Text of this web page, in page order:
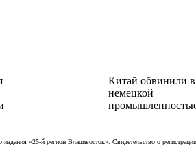
Китай обвинили в
немецкой
издания «25-й регион Владивосток». Свидетельство о